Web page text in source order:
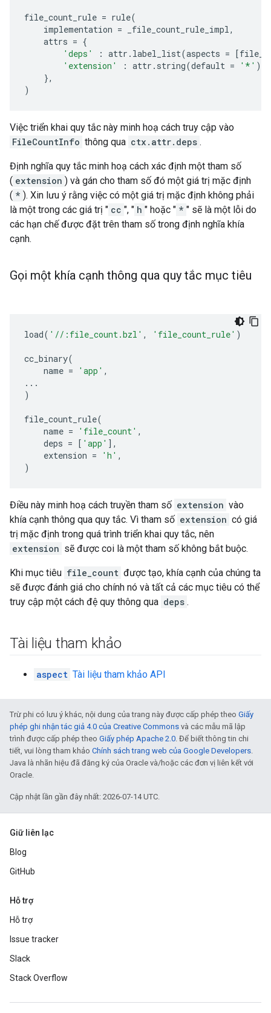
file_count_rule = rule(
implementation = _file_count_rule_impl,
attrs = {
'deps'
: attr . label_list(aspects = [
'extension'
: attr . string(default = '*' ),
},
)
Việc triển khai quy tắc này minh hoạ cách truy cập vào
FileCountInfo thông qua ctx.attr.deps .
Định nghĩa quy tắc minh hoạ cách xác định một tham số
( extension ) và gán cho tham số đó một giá trị mặc định
( * ). Xin lưu ý rằng việc có một giá trị mặc định không phải
là một trong các giá trị " cc ", " h " hoặc " * " sẽ là một lỗi do
các hạn chế được đặt trên tham số trong định nghĩa khía
cạnh.
Gọi một khía cạnh thông qua quy tắc mục tiêu
load( '//:file_count.bzl' , 'file_count_rule' )
cc_binary(
name = 'app' ,
...
)
file_count_rule(
name = 'file_count' ,
deps = [ 'app' ],
extension = 'h' ,
)
Điều này minh hoạ cách truyền tham số extension vào
khía cạnh thông qua quy tắc. Vì tham số extension có giá
trị mặc định trong quá trình triển khai quy tắc, nên
extension sẽ được coi là một tham số không bắt buộc.
Khi mục tiêu file_count được tạo, khía cạnh của chúng ta
sẽ được đánh giá cho chính nó và tất cả các mục tiêu có thể
truy cập một cách đệ quy thông qua deps .
Tài liệu tham khảo
aspect Tài liệu tham khảo API
Trừ phi có lưu ý khác, nội dung của trang này được cấp phép theo Giấy
phép ghi nhận tác giả 4.0 của Creative Commons và các mẫu mã lập
trình được cấp phép theo Giấy phép Apache 2.0. Để biết thông tin chi
tiết, vui lòng tham khảo Chính sách trang web của Google Developers.
Java là nhãn hiệu đã đăng ký của Oracle và/hoặc các đơn vị liên kết với
Oracle.
Cập nhật lần gần đây nhất: 2026-07-14 UTC.
Giữ liên lạc
Blog
GitHub
Hỗ trợ
Hỗ trợ
Issue tracker
Slack
Stack Overflow